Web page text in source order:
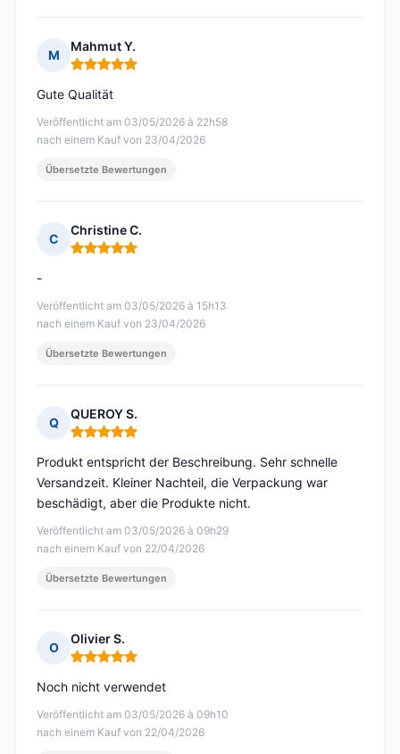
M
Mahmut Y.
Hinweis: 5 von 5
Veröffentlicht am 03/05/2026 à 22h58
nach einem Kauf von 23/04/2026
Gute Qualität
Übersetzte Bewertungen
C
Christine C.
Hinweis: 5 von 5
Veröffentlicht am 03/05/2026 à 15h13
nach einem Kauf von 23/04/2026
-
Übersetzte Bewertungen
Q
QUEROY S.
Hinweis: 5 von 5
Veröffentlicht am 03/05/2026 à 09h29
nach einem Kauf von 22/04/2026
Produkt entspricht der Beschreibung. Sehr schnelle
Versandzeit. Kleiner Nachteil, die Verpackung war
beschädigt, aber die Produkte nicht.
Übersetzte Bewertungen
O
Olivier S.
Hinweis: 5 von 5
Veröffentlicht am 03/05/2026 à 09h10
nach einem Kauf von 22/04/2026
Noch nicht verwendet